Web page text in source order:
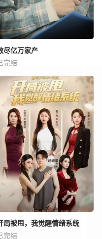
尽亿万家产
完结
局被甩，我觉醒情绪系统
完结